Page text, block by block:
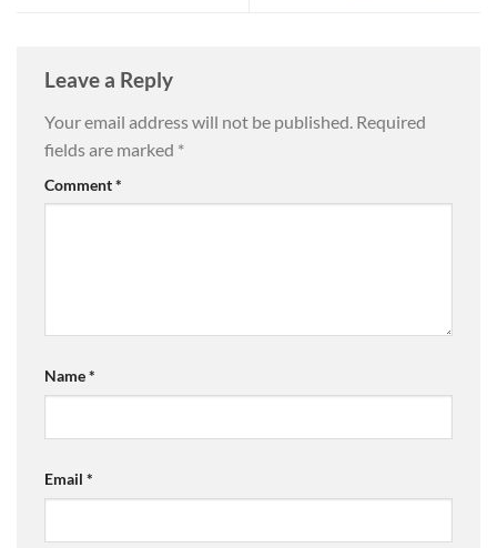
Leave a Reply
Your email address will not be published. Required
fields are marked *
Comment*
Name*
Email *